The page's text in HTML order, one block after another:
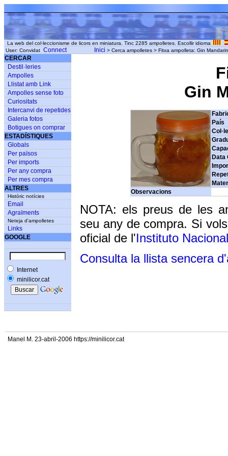
La web del col·leccionisme de licors en miniatura. Tinc 2285 ampolletes. Escollir idioma
User: Convidat Connect Inici > Cerca ampolletes > Fitxa ampolleta: Gin
CERCAR
Destil·leries
Ampolles
Llistat amb Link
Ampolles sense foto
Curiositats
Intercanvi de repetides
Galeria fotos
Botigues on comprar
ESTADÍSTIQUES
Globals
Per països
Per imports
Per any compra
Per mes compra
ALTRES
Històric notícies
Email
Agraïments
Neteja d'ampolletes
Links
GOOGLE
Internet
minilicor.cat
Gin
País
Data
Observacions
NOTA: els preus de les
seu any de compra. Si
oficial de l'Instituto
Consulta la llista sencera
Manel M. 23-abril-2006 https://minilicor.cat